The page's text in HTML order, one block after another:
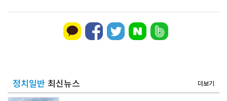
정치일반 최신뉴스 더보기